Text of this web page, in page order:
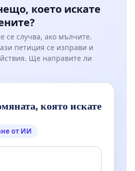
което искате
се случва, ако мълчите.
петиция се изправи и
Ще направите ли
която искате
от ИИ